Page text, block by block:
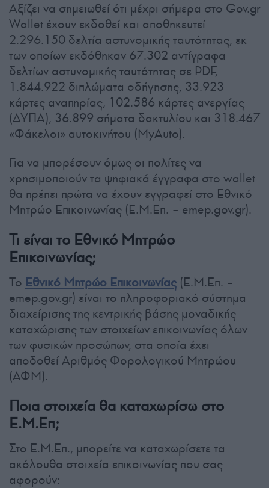
Αξίζει να σημειωθεί ότι μέχρι σήμερα στο Gov.gr
Wallet έχουν εκδοθεί και αποθηκευτεί
2.296.150 δελτία αστυνομικής ταυτότητας, εκ
των οποίων εκδόθηκαν 67.302 αντίγραφα
δελτίων αστυνομικής ταυτότητας σε PDF,
1.844.922 διπλώματα οδήγησης, 33.923
κάρτες αναπηρίας, 102.586 κάρτες ανεργίας
(ΔΥΠΑ), 36.899 σήματα δακτυλίου και 318.467
«Φάκελοι» αυτοκινήτου (MyAuto).
Για να μπορέσουν όμως οι πολίτες να
χρησιμοποιούν τα ψηφιακά έγγραφα στο wallet
θα πρέπει πρώτα να έχουν εγγραφεί στο Εθνικό
Μητρώο Επικοινωνίας (Ε.Μ.Επ. – emep.gov.gr).
Τι είναι το Εθνικό Μητρώο
Επικοινωνίας;
Το Εθνικό Μητρώο Επικοινωνίας (Ε.Μ.Επ. –
emep.gov.gr) είναι το πληροφοριακό σύστημα
διαχείρισης της κεντρικής βάσης μοναδικής
καταχώρισης των στοιχείων επικοινωνίας όλων
των φυσικών προσώπων, στα οποία έχει
αποδοθεί Αριθμός Φορολογικού Μητρώου
(ΑΦΜ).
Ποια στοιχεία θα καταχωρίσω στο
Ε.Μ.Επ;
Στο Ε.Μ.Επ., μπορείτε να καταχωρίσετε τα
ακόλουθα στοιχεία επικοινωνίας που σας
αφορούν: